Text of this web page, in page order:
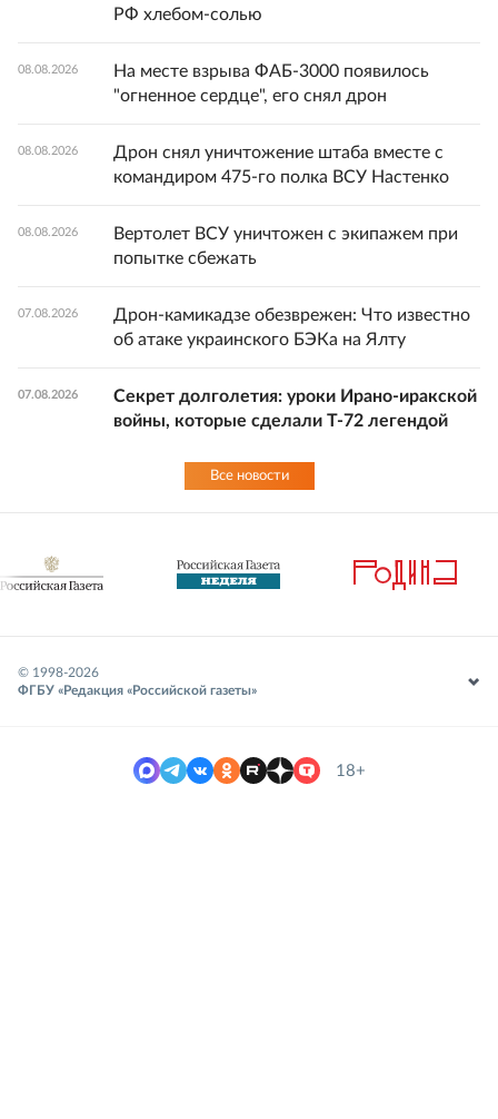
РФ хлебом-солью
08.08.2026
На месте взрыва ФАБ-3000 появилось
"огненное сердце", его снял дрон
08.08.2026
Дрон снял уничтожение штаба вместе с
командиром 475-го полка ВСУ Настенко
08.08.2026
Вертолет ВСУ уничтожен с экипажем при
попытке сбежать
07.08.2026
Дрон-камикадзе обезврежен: Что известно
об атаке украинского БЭКа на Ялту
07.08.2026
Секрет долголетия: уроки Ирано-иракской
войны, которые сделали Т-72 легендой
Все новости
© 1998-2026
ФГБУ «Редакция «Российской газеты»
18+